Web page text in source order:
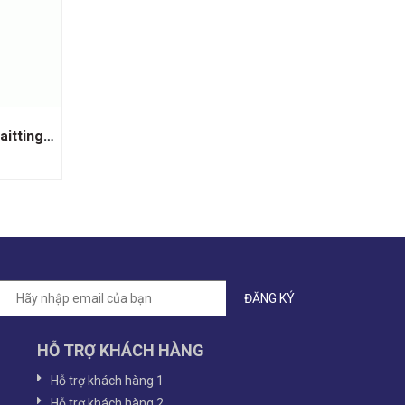
Rượu Vang Sủi Champagne Taittinger Nocturne Rose
HỖ TRỢ KHÁCH HÀNG
Hỗ trợ khách hàng 1